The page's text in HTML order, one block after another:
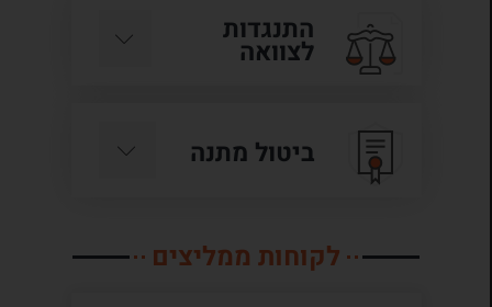
התנגדות
לצוואה
ביטול מתנה
לקוחות ממליצים